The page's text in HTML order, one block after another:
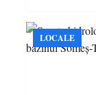
LOCALE